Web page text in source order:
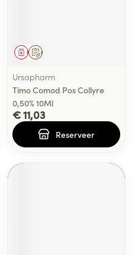
Op voorschrift
Geneesmiddel
Ursapharm
Timo Comod Pos Collyre
0,50% 10Ml
€ 11,03
Reserveer